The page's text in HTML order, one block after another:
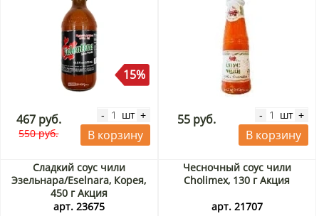
15%
467 руб.
550 руб.
- шт +
В корзину
55 руб. - шт +
В корзину
Сладкий соус чили
Эзельнара/Eselnara, Корея,
450 г Акция
арт. 23675
Чесночный соус чили
Cholimex, 130 г Акция
арт. 21707